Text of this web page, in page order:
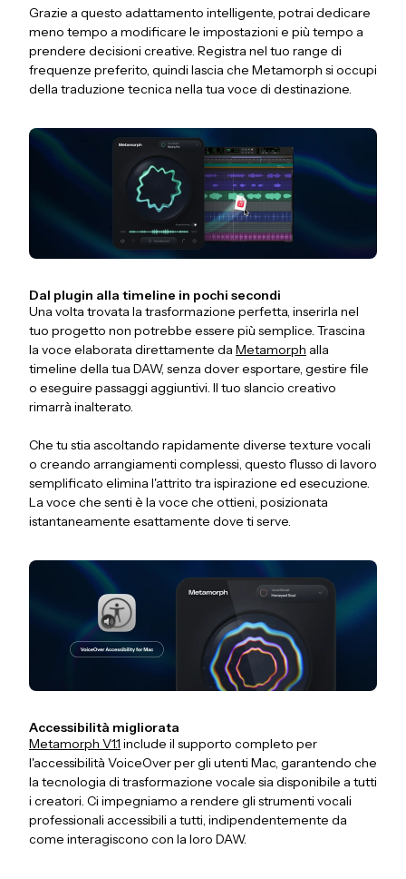
Grazie a questo adattamento intelligente, potrai dedicare
meno tempo a modificare le impostazioni e più tempo a
prendere decisioni creative. Registra nel tuo range di
frequenze preferito, quindi lascia che Metamorph si occupi
della traduzione tecnica nella tua voce di destinazione.
Dal plugin alla timeline in pochi secondi
Una volta trovata la trasformazione perfetta, inserirla nel
tuo progetto non potrebbe essere più semplice. Trascina
la voce elaborata direttamente da Metamorph alla
timeline della tua DAW, senza dover esportare, gestire file
o eseguire passaggi aggiuntivi. Il tuo slancio creativo
rimarrà inalterato.
Che tu stia ascoltando rapidamente diverse texture vocali
o creando arrangiamenti complessi, questo flusso di lavoro
semplificato elimina l'attrito tra ispirazione ed esecuzione.
La voce che senti è la voce che ottieni, posizionata
istantaneamente esattamente dove ti serve.
Accessibilità migliorata
Metamorph V1.1 include il supporto completo per
l'accessibilità VoiceOver per gli utenti Mac, garantendo che
la tecnologia di trasformazione vocale sia disponibile a tutti
i creatori. Ci impegniamo a rendere gli strumenti vocali
professionali accessibili a tutti, indipendentemente da
come interagiscono con la loro DAW.